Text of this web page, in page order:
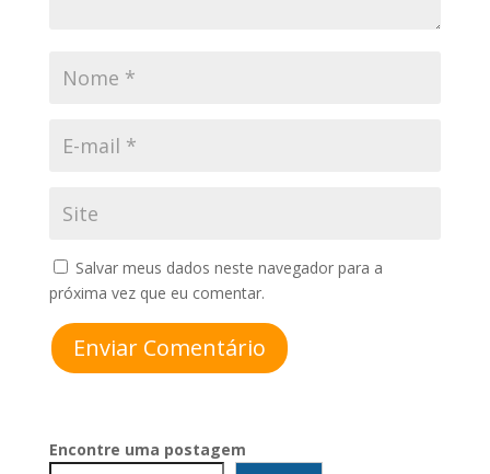
Salvar meus dados neste navegador para a
próxima vez que eu comentar.
Enviar Comentário
Encontre uma postagem